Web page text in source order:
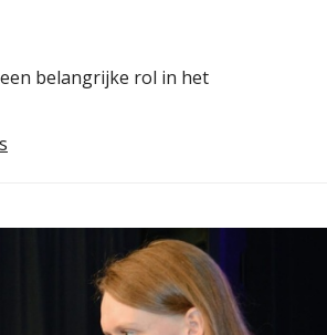
belangrijke rol in het